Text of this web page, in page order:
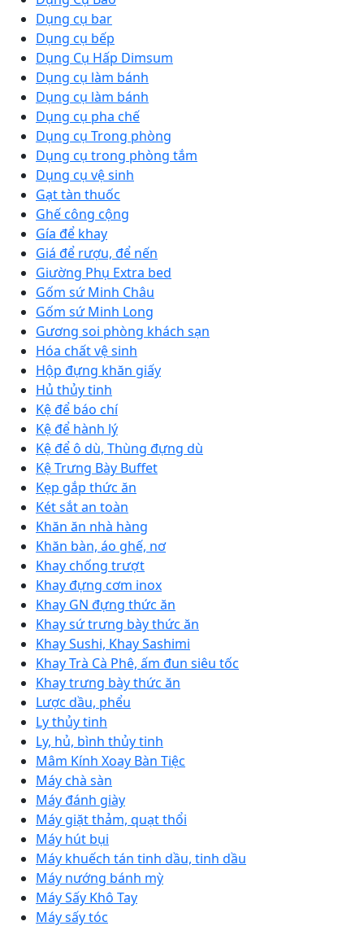
Dụng cụ bar
Dụng cụ bếp
Dụng Cụ Hấp Dimsum
Dụng cụ làm bánh
Dụng cụ làm bánh
Dụng cụ pha chế
Dụng cụ Trong phòng
Dụng cụ trong phòng tắm
Dụng cụ vệ sinh
Gạt tàn thuốc
Ghế công cộng
Gía để khay
Giá để rượu, để nến
Giường Phụ Extra bed
Gốm sứ Minh Châu
Gốm sứ Minh Long
Gương soi phòng khách sạn
Hóa chất vệ sinh
Hộp đựng khăn giấy
Hủ thủy tinh
Kệ để báo chí
Kệ để hành lý
Kệ để ô dù, Thùng đựng dù
Kệ Trưng Bày Buffet
Kẹp gắp thức ăn
Két sắt an toàn
Khăn ăn nhà hàng
Khăn bàn, áo ghế, nơ
Khay chống trượt
Khay đựng cơm inox
Khay GN đựng thức ăn
Khay sứ trưng bày thức ăn
Khay Sushi, Khay Sashimi
Khay Trà Cà Phê, ấm đun siêu tốc
Khay trưng bày thức ăn
Lược dầu, phểu
Ly thủy tinh
Ly, hủ, bình thủy tinh
Mâm Kính Xoay Bàn Tiệc
Máy chà sàn
Máy đánh giày
Máy giặt thảm, quạt thổi
Máy hút bụi
Máy khuếch tán tinh dầu, tinh dầu
Máy nướng bánh mỳ
Máy Sấy Khô Tay
Máy sấy tóc